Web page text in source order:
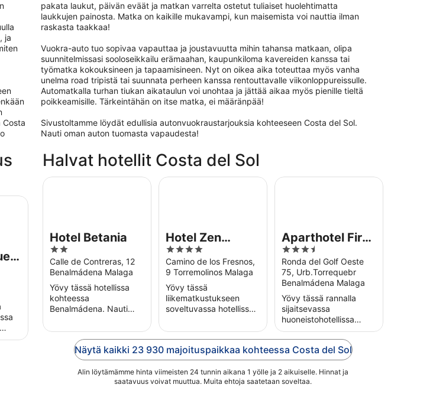
ja
Costa
pakata laukut, päivän eväät ja matkan varrelta ostetut tuliaiset huolehtimatta
laukkujen painosta. Matka on kaikille mukavampi, kun maisemista voi nauttia ilman
raskasta taakkaa!
Vuokra-auto tuo sopivaa vapauttaa ja joustavuutta mihin tahansa matkaan, olipa
suunnitelmissasi sooloseikkailu erämaahan, kaupunkiloma kavereiden kanssa tai
työmatka kokouksineen ja tapaamisineen. Nyt on oikea aika toteuttaa myös vanha
unelma road tripistä tai suunnata perheen kanssa rentouttavalle viikonloppureissulle.
Automatkalla turhan tiukan aikataulun voi unohtaa ja jättää aikaa myös pienille tieltä
poikkeamisille. Tärkeintähän on itse matka, ei määränpää!
Sivustoltamme löydät edullisia autonvuokraustarjouksia kohteeseen Costa del Sol.
Nauti oman auton tuomasta vapaudesta!
Fi-
ja
Halvat hotellit Costa del Sol
Hotel Betania
2
out
of
5
Calle de Contreras, 12
Benalmádena Malaga
Yövy tässä hotellissa
kohteessa
Benalmádena. Nauti
kattoterassista ja
aamiaisesta
(lisämaksusta). Lähellä
sijaitsevat
Benalmádenan
Hotel Betania
Hotel Zen
Airport with
Free shuttle
4
out
of
5
Camino de los Fresnos,
9 Torremolinos Malaga
Yövy tässä
liikematkustukseen
soveltuvassa hotellissa
Nauti ilmaisesta Wi-Fi-
yhteydestä, aamiaisesta
(lisämaksusta) ja
ilmaisista
lentokenttäkuljetuksista.
...
Hotel Zen Airport with Free shuttle
Aparthotel First
Flatotel
International
3.5
out
of
5
Ronda del Golf Oeste
75, Urb.Torrequebr
Benalmádena Malaga
Yövy tässä rannalla
sijaitsevassa
huoneistohotellissa
kohteessa
Benalmádena. Nauti
ilmaisesta Wi-Fi-
yhteydestä, ilmaisesta
pysäköinnistä ja
rannasta. Lähellä ...
Aparthotel First Flatotel
Näytä kaikki 23 930 majoituspaikkaa kohteessa Costa del Sol
Alin löytämämme hinta viimeisten 24 tunnin aikana 1 yölle ja 2 aikuiselle. Hinnat ja
saatavuus voivat muuttua. Muita ehtoja saatetaan soveltaa.